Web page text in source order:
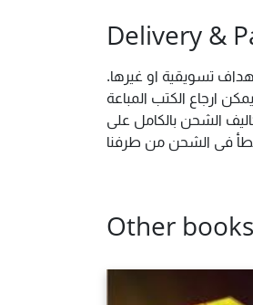
Delivery &
تسويقية او غيرها.
ارجاع الكتب المباعة
الشحن بالكامل على
خطأ فى الشحن من طرفنا
Other